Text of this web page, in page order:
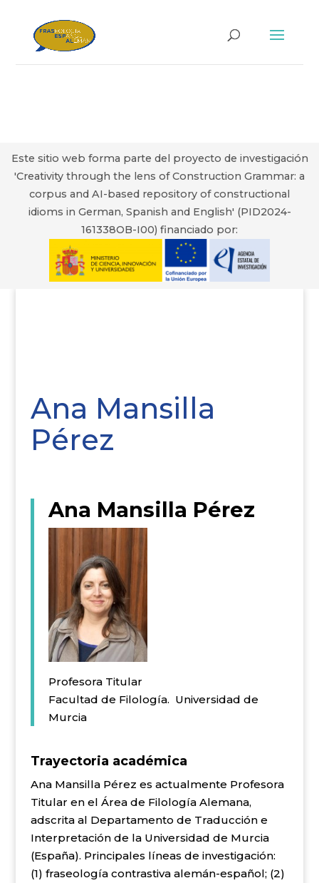
Este sitio web forma parte del proyecto de investigación
'Creativity through the lens of Construction Grammar: a
corpus and AI-based repository of constructional
idioms in German, Spanish and English' (PID2024-
161338OB-I00) financiado por:
Ana Mansilla
Pérez
Ana Mansilla Pérez
Profesora Titular
Facultad de Filología. Universidad de
Murcia
Trayectoria académica
Ana MansillaPérez es actualmente Profesora
Titular en el Área de Filología Alemana,
adscrita al Departamento de Traducción e
Interpretación de la Universidad de Murcia
(España). Principales líneas de investigación:
(1) fraseología contrastiva alemán-español; (2)